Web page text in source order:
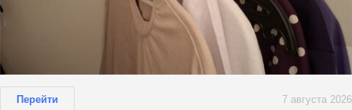
Перейти 7 августа 2026